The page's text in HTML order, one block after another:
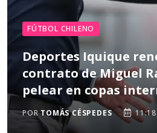
FÚTBOL CHILENO
Deportes Iquique
contrato de Miguel
pelear en copas
PORTOMÁS CÉSPEDES 11:18